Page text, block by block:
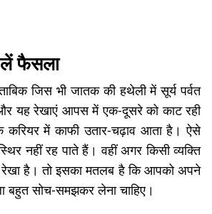
फैसला
जिस भी जातक की हथेली में सूर्य पर्वत
यह रेखाएं आपस में एक-दूसरे को काट रही
करियर में काफी उतार-चढ़ाव आता है। ऐसे
नहीं रह पाते हैं। वहीं अगर किसी व्यक्ति
रेखा है। तो इसका मतलब है कि आपको अपने
बहुत सोच-समझकर लेना चाहिए।